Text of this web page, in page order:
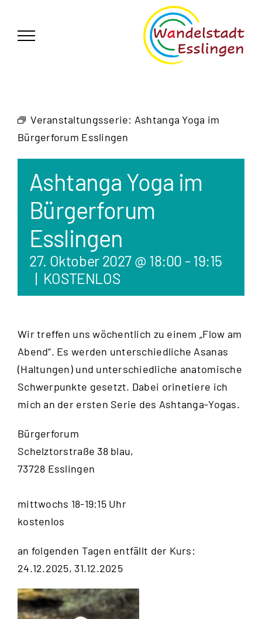
springen
Veranstaltungsserie: Ashtanga Yoga im
Bürgerforum Esslingen
Ashtanga Yoga im
Bürgerforum
Esslingen
27. Oktober 2027 @ 18:00 - 19:15
| KOSTENLOS
Wir treffen uns wöchentlich zu einem „Flow am
Abend“. Es werden unterschiedliche Asanas
(Haltungen) und unterschiedliche anatomische
Schwerpunkte gesetzt. Dabei orinetiere ich
mich an der ersten Serie des Ashtanga-Yogas.
Bürgerforum
Schelztorstraße 38 blau,
73728 Esslingen
mittwochs 18-19:15 Uhr
kostenlos
an folgenden Tagen entfällt der Kurs:
24.12.2025, 31.12.2025